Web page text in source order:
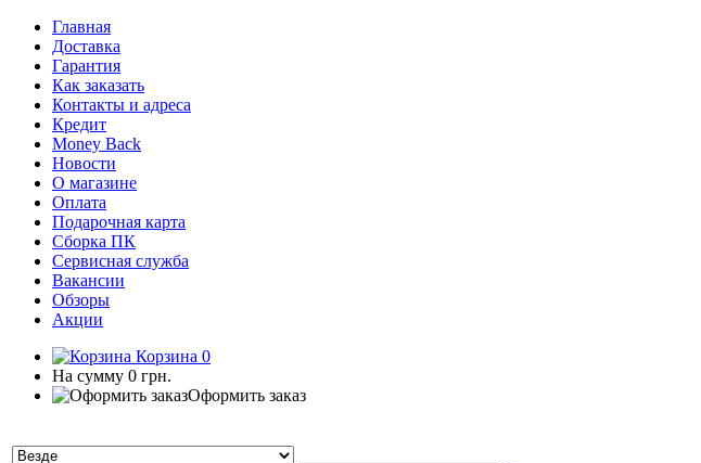
Главная
Доставка
Гарантия
Как заказать
Контакты и адреса
Кредит
Money Back
Новости
О магазине
Оплата
Подарочная карта
Сборка ПК
Сервисная служба
Вакансии
Обзоры
Акции
Корзина 0
На сумму 0 грн.
Оформить заказ